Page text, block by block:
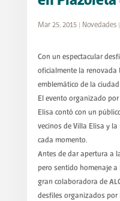
Mar 25, 2015| Novedades|
Con un espectacular
oficialmente la renovada
emblemático de la
El evento organizado
Elisa contó con un
vecinos de Villa Elisa y
cada momento.
Antes de dar apertura a
pero sentido homenaje
gran colaboradora de
desfiles organizados por